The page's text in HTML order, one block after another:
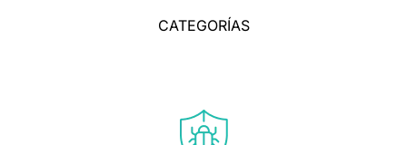
CATEGORÍAS